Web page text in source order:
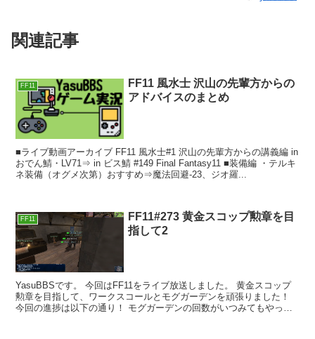
関連記事
FF11
FF11 風水士 沢山の先輩方からの
アドバイスのまとめ
■ライブ動画アーカイブ FF11 風水士#1 沢山の先輩方からの講義編 in
おでん鯖・LV71⇒ in ビス鯖 #149 Final Fantasy11 ■装備編 ・テルキ
ネ装備（オグメ次第）おすすめ⇒魔法回避-23、ジオ羅...
FF11
FF11#273 黄金スコップ勲章を目
指して2
YasuBBSです。 今回はFF11をライブ放送しました。 黄金スコップ
勲章を目指して、ワークスコールとモグガーデンを頑張りました！
今回の進捗は以下の通り！ モグガーデンの回数がいつみてもやっぱ